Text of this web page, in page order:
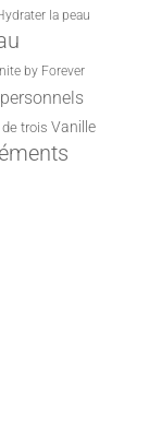
la peau
by Forever
trois Vanille